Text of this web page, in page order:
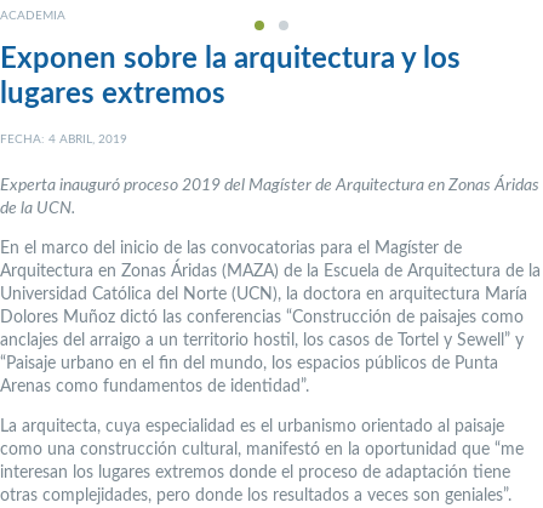
ACADEMIA
Exponen sobre la arquitectura y los
lugares extremos
FECHA: 4 ABRIL, 2019
Experta inauguró proceso 2019 del Magíster de Arquitectura en Zonas Áridas
de la UCN.
En el marco del inicio de las convocatorias para el Magíster de
Arquitectura en Zonas Áridas (MAZA) de la Escuela de Arquitectura de la
Universidad Católica del Norte (UCN), la doctora en arquitectura María
Dolores Muñoz dictó las conferencias “Construcción de paisajes como
anclajes del arraigo a un territorio hostil, los casos de Tortel y Sewell” y
“Paisaje urbano en el fin del mundo, los espacios públicos de Punta
Arenas como fundamentos de identidad”.
La arquitecta, cuya especialidad es el urbanismo orientado al paisaje
como una construcción cultural, manifestó en la oportunidad que “me
interesan los lugares extremos donde el proceso de adaptación tiene
otras complejidades, pero donde los resultados a veces son geniales”.